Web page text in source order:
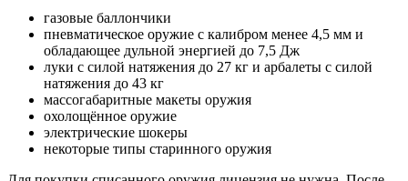
газовые баллончики
пневматическое оружие с калибром менее 4,5 мм и
обладающее дульной энергией до 7,5 Дж
луки с силой натяжения до 27 кг и арбалеты с силой
натяжения до 43 кг
массогабаритные макеты оружия
охолощённое оружие
электрические шокеры
некоторые типы старинного оружия